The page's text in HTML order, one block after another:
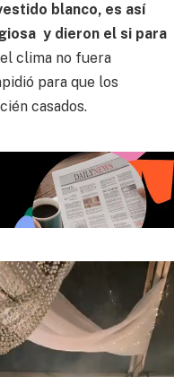
blanco, es así
y dieron el si para
clima no fuera
para que los
casados.